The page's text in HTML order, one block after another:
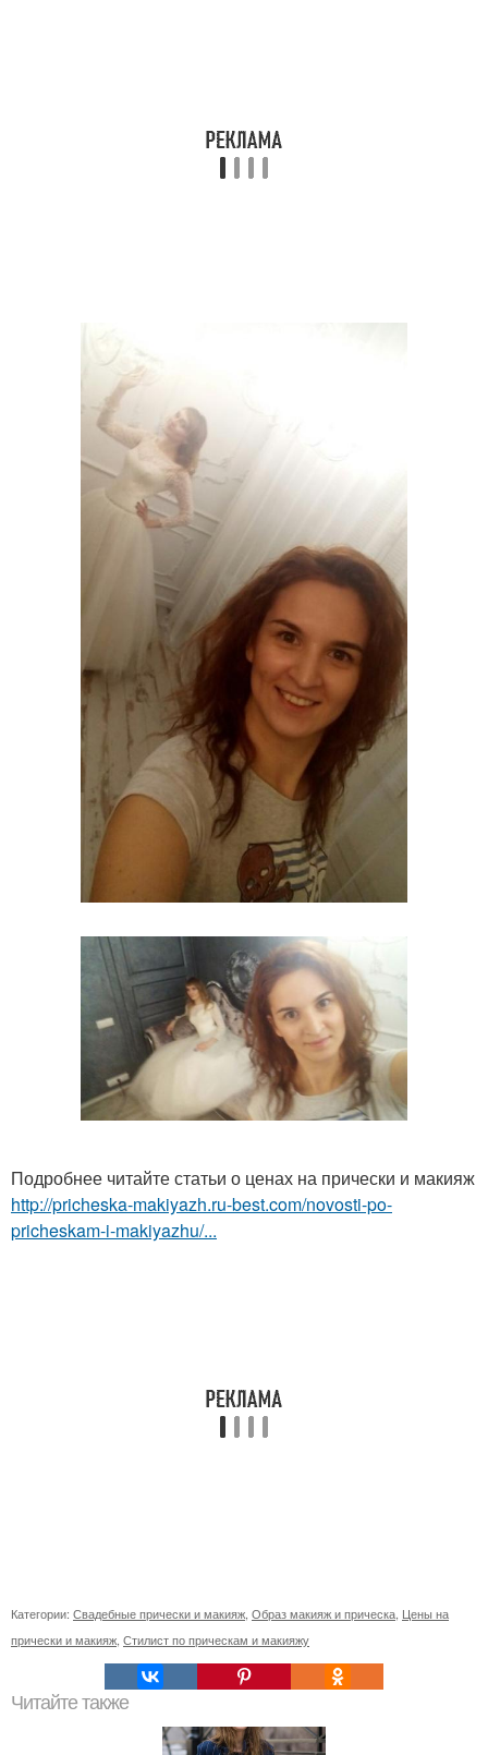
Подробнее читайте статьи о ценах на прически и макияж
http://pricheska-makiyazh.ru-best.com/novosti-po-
pricheskam-i-makiyazhu/...
Категории: Свадебные прически и макияж Образ макияж и прическа Цены на
прически и макияж Стилист по прическам и макияжу
Читайте также